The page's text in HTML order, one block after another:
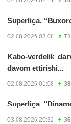
Superliga.
02.08.2026 03:08
Kabo-verdelik
davom ettirishi...
02.08.2026 01:08
Superliga.
03.08.2026 20:32